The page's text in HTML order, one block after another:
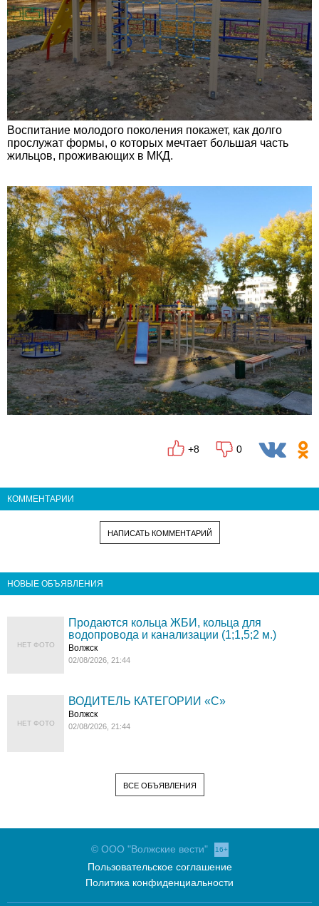
Воспитание молодого поколения покажет, как долго
прослужат формы, о которых мечтает большая часть
жильцов, проживающих в МКД.
+8 0
КОММЕНТАРИИ
НАПИСАТЬ КОММЕНТАРИЙ
НОВЫЕ ОБЪЯВЛЕНИЯ
НЕТ ФОТО
Продаются кольца ЖБИ, кольца для
водопровода и канализации (1;1,5;2 м.)
Волжск
02/08/2026, 21:44
НЕТ ФОТО
ВОДИТЕЛЬ КАТЕГОРИИ «C»
Волжск
02/08/2026, 21:44
ВСЕ ОБЪЯВЛЕНИЯ
© ООО "Волжские вести" 16+
Пользовательское соглашение
Политика конфиденциальности